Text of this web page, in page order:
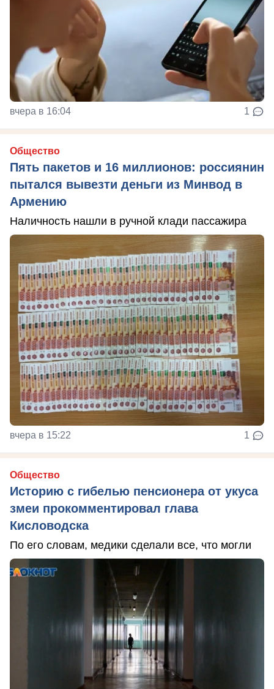
вчера в 16:04 1
Общество
Пять пакетов и 16 миллионов: россиянин
пытался вывезти деньги из Минвод в
Армению
Наличность нашли в ручной клади пассажира
вчера в 15:22 1
Общество
Историю с гибелью пенсионера от укуса
змеи прокомментировал глава
Кисловодска
По его словам, медики сделали все, что могли